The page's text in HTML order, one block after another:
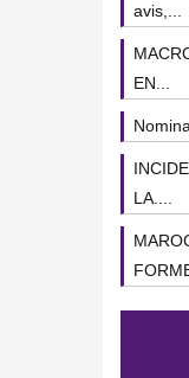
avis,...
EN...
LA....